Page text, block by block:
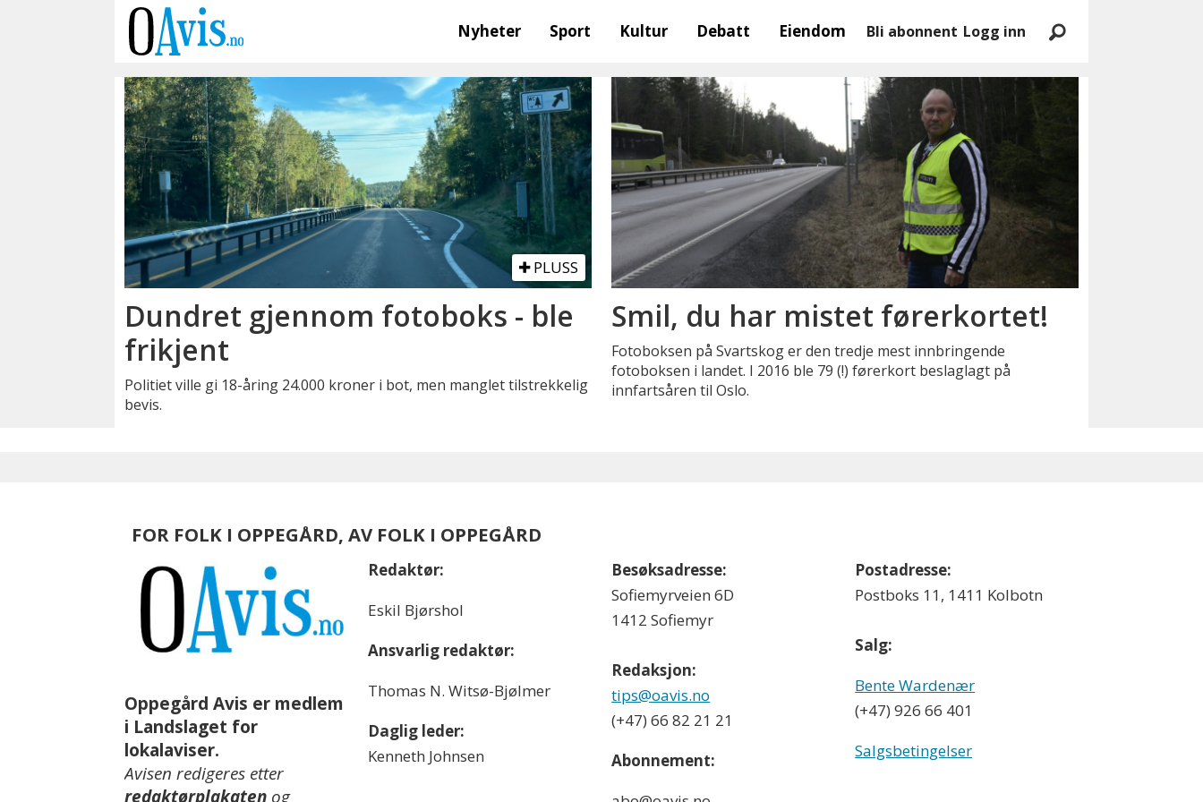
Nyheter Sport Kultur Debatt Eiendom Bli abonnent Logg inn
fotoboks
PLUSS
Dundret gjennom fotoboks - ble
frikjent
Politiet ville gi 18-åring 24.000 kroner i bot, men manglet tilstrekkelig
bevis.
Smil, du har mistet førerkortet!
Fotoboksen på Svartskog er den tredje mest innbringende
fotoboksen i landet. I 2016 ble 79 (!) førerkort beslaglagt på
innfartsåren til Oslo.
FOR FOLK I OPPEGÅRD, AV FOLK I OPPEGÅRD
Oppegård Avis er medlem
i Landslaget for
lokalaviser.
Avisen redigeres etter
redaktørplakaten og
Redaktør:
Eskil Bjørshol
Ansvarlig redaktør:
Thomas N. Witsø-Bjølmer
Daglig leder:
Kenneth Johnsen
Besøksadresse:
Sofiemyrveien 6D
1412 Sofiemyr
Redaksjon:
tips@oavis.no
(+47) 66 82 21 21
Abonnement:
Postadresse:
Postboks 11, 1411 Kolbotn
Salg:
Bente Wardenær
(+47) 926 66 401
Salgsbetingelser